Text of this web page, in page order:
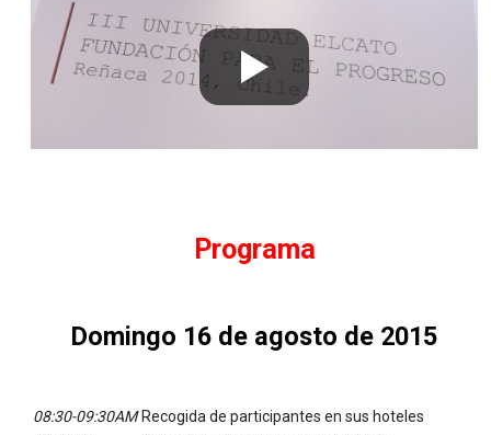
Programa
Domingo 16 de agosto de 2015
08:30-09:30AM Recogida de participantes en sus hoteles